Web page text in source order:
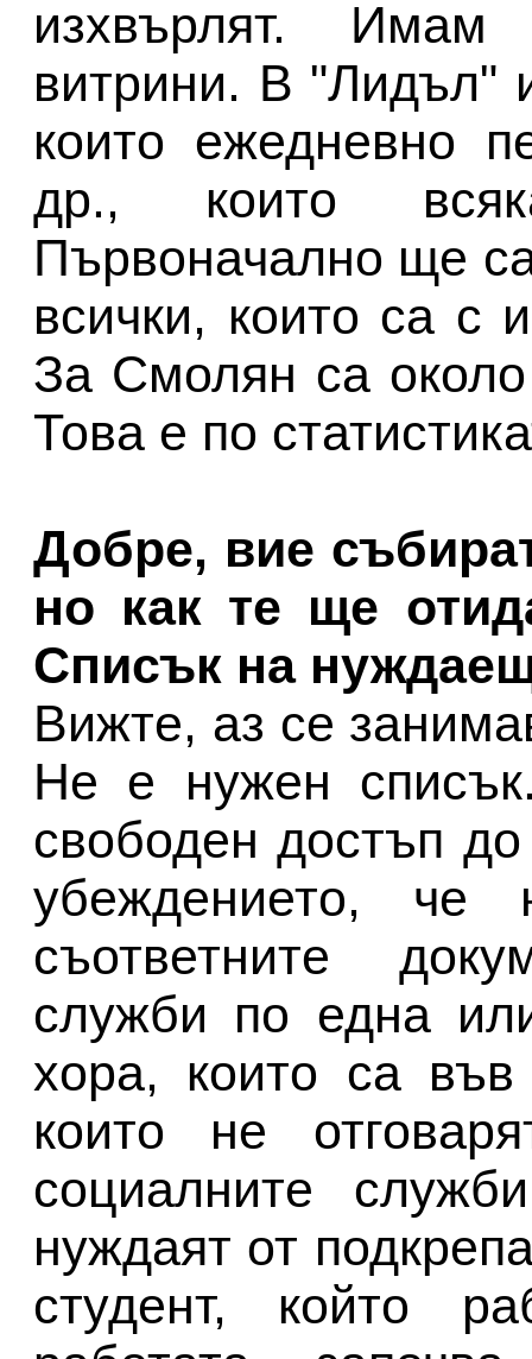
изхвърлят.
витрини. В "Лидъл"
които ежедневно
др., които
Първоначално ще
всички, които са с
За Смолян са
Това е по
Добре, вие
но как те ще
Списък на
Вижте, аз се
Не е нужен
свободен достъп
убеждението, че
съответните
служби по една
хора, които са във
които не
социалните
нуждаят от
студент, който